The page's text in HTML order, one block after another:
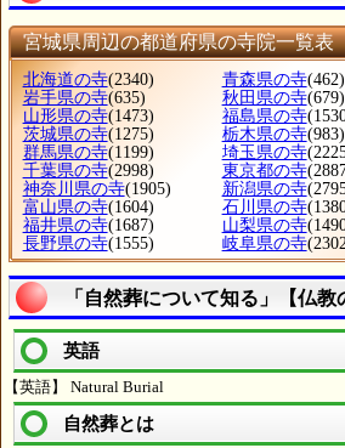
宮城県周辺の都道府県の寺院一覧表
北海道の寺(2340) 青森県の寺(462)
岩手県の寺(635) 秋田県の寺(679)
山形県の寺(1473) 福島県の寺
茨城県の寺(1275) 栃木県の寺(983)
群馬県の寺(1199) 埼玉県の寺
千葉県の寺(2998) 東京都の寺
神奈川県の寺(1905) 新潟県の寺
富山県の寺(1604) 石川県の寺
福井県の寺(1687) 山梨県の寺
長野県の寺(1555) 岐阜県の寺
「自然葬について知る」【仏教
英語
【英語】 Natural Burial
自然葬とは